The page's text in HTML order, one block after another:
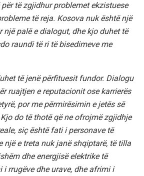
të zgjidhur problemet ekzistuese
të reja. Kosova nuk është një
një palë e dialogut, dhe kjo duhet të
raundi të ri të bisedimeve me
të jenë përfituesit fundor. Dialogu
ruajtjen e reputacionit ose karrierës
por me përmirësimin e jetës së
do të thotë që ne ofrojmë zgjidhje
siç është fati i personave të
një e treta nuk janë shqiptarë, të tilla
dhe energjisë elektrike të
i rrugëve dhe urave, dhe afrimi i